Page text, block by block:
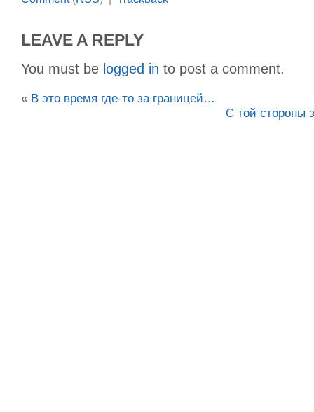
LEAVE A REPLY
You must be logged in to post a comment.
« В это время где-то за границей…
С той стороны